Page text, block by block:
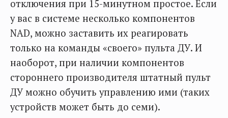
отключения при 15-минутном простое. Если
у вас в системе несколько компонентов
NAD, можно заставить их реагировать
только на команды «своего» пульта ДУ. И
наоборот, при наличии компонентов
стороннего производителя штатный пульт
ДУ можно обучить управлению ими (таких
устройств может быть до семи).